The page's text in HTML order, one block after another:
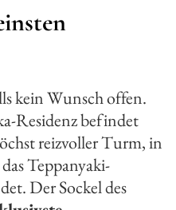
kein Wunsch offen.
Residenz befindet
reizvoller Turm, in
Teppanyaki-
Der Sockel des